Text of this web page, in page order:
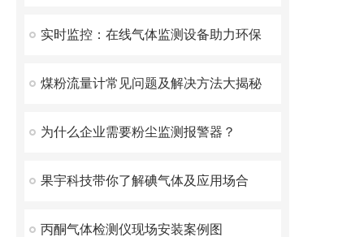
实时监控：在线气体监测设备助力环保
煤粉流量计常见问题及解决方法大揭秘
为什么企业需要粉尘监测报警器？
果宇科技带你了解碘气体及应用场合
丙酮气体检测仪现场安装案例图